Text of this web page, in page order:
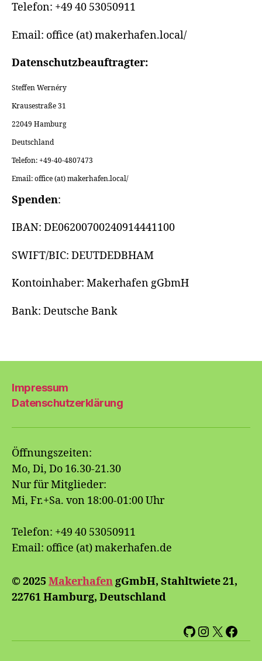
Telefon: +49 40 53050911
Email: office (at) makerhafen.local/
Datenschutzbeauftragter:
Steffen Wernéry
Krausestraße 31
22049 Hamburg
Deutschland
Telefon: +49-40-4807473
Email: office (at) makerhafen.local/
Spenden:
IBAN: DE06200700240914441100
SWIFT/BIC: DEUTDEDBHAM
Kontoinhaber: Makerhafen gGbmH
Bank: Deutsche Bank
Impressum
Datenschutzerklärung
Öffnungszeiten:
Mo, Di, Do 16.30-21.30
Nur für Mitglieder:
Mi, Fr.+Sa. von 18:00-01:00 Uhr
Telefon: +49 40 53050911
Email: office (at) makerhafen.de
© 2025 MakerhafengGmbH, Stahltwiete 21,
22761 Hamburg, Deutschland
GitHub
Instagram
X